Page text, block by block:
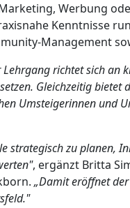
Werbung
Kenntnisse
Management
Lehrgang richtet sich an
Gleichzeitig bietet
Umsteigerinnen und
strategisch zu planen,
, ergänzt Britta
„Damit eröffnet